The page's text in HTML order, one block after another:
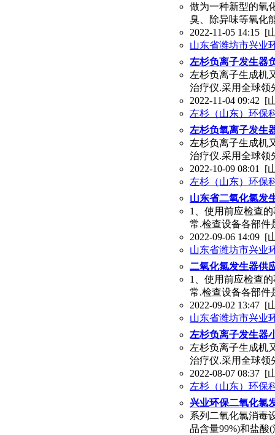
做为一种新型的氧
臭、除异味等氧化
2022-11-05 14:15 [
山东省潍坊市兴业
左杉负离子发生器
左杉负离子生成机
治疗仪.采用全球领
2022-11-04 09:42 [
左杉（山东）环保
左杉负氧离子发生
左杉负离子生成机
治疗仪.采用全球领
2022-10-09 08:01 [
左杉（山东）环保
山东省二氧化氯发
1、使用前应检查
常.检查设备各部件
2022-09-06 14:09 [
山东省潍坊市兴业
二氧化氯发生器供
1、使用前应检查
常.检查设备各部件
2022-09-02 13:47 [
山东省潍坊市兴业
左杉负离子发生器
左杉负离子生成机
治疗仪.采用全球领
2022-08-07 08:37 [
左杉（山东）环保
兴业环保二氧化氯
系列二氧化氯消毒
品含量99%)和盐酸